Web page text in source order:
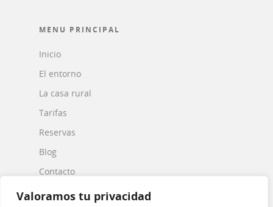
Valoramos tu privacidad
MENU PRINCIPAL
Inicio
El entorno
La casa rural
Tarifas
Reservas
Blog
Contacto